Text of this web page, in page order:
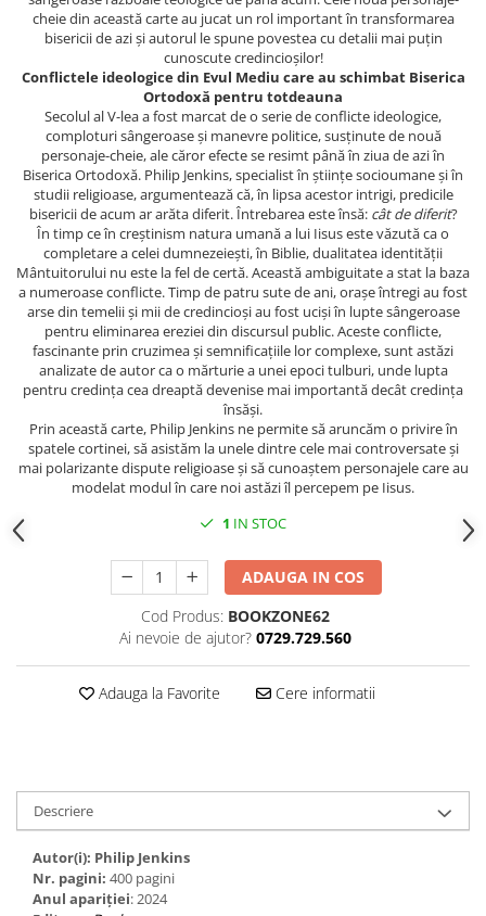
cheie din această carte au jucat un rol important în transformarea
bisericii de azi și autorul le spune povestea cu detalii mai puțin
cunoscute credincioșilor!
Conflictele ideologice din Evul Mediu care au schimbat Biserica
Ortodoxă pentru totdeauna
Secolul al V-lea a fost marcat de o serie de conflicte ideologice,
comploturi sângeroase și manevre politice, susținute de nouă
personaje-cheie, ale căror efecte se resimt până în ziua de azi în
Biserica Ortodoxă. Philip Jenkins, specialist în științe socioumane și în
studii religioase, argumentează că, în lipsa acestor intrigi, predicile
bisericii de acum ar arăta diferit. Întrebarea este însă: cât de diferit?
În timp ce în creștinism natura umană a lui Iisus este văzută ca o
completare a celei dumnezeiești, în Biblie, dualitatea identității
Mântuitorului nu este la fel de certă. Această ambiguitate a stat la baza
a numeroase conflicte. Timp de patru sute de ani, orașe întregi au fost
arse din temelii și mii de credincioși au fost uciși în lupte sângeroase
pentru eliminarea ereziei din discursul public. Aceste conflicte,
fascinante prin cruzimea și semnificațiile lor complexe, sunt astăzi
analizate de autor ca o mărturie a unei epoci tulburi, unde lupta
pentru credința cea dreaptă devenise mai importantă decât credința
însăși.
Prin această carte, Philip Jenkins ne permite să aruncăm o privire în
spatele cortinei, să asistăm la unele dintre cele mai controversate și
mai polarizante dispute religioase și să cunoaștem personajele care au
modelat modul în care noi astăzi îl percepem pe Iisus.
1 IN STOC
ADAUGA IN COS
Cod Produs: BOOKZONE62
Ai nevoie de ajutor? 0729.729.560
Adauga la Favorite Cere informatii
Descriere
Autor(i): Philip Jenkins
Nr. pagini: 400 pagini
Anul apariţiei: 2024